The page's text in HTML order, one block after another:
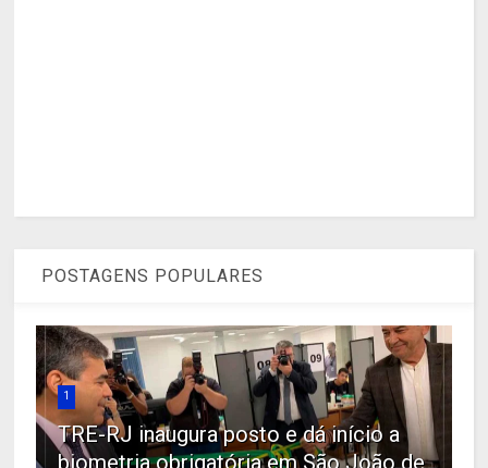
POSTAGENS POPULARES
1
TRE-RJ inaugura posto e dá início a